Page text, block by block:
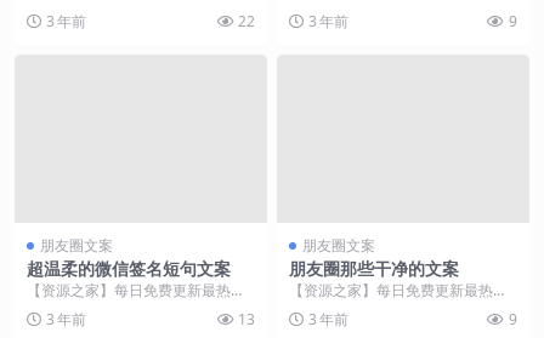
像，请查收
壁纸头像，喜欢的记得关注哦。 你
没必要告诉每一个...
3 年前 22
的感受。你软绵绵的，是人都想揉
一把，多舒服啊。 二...
3 年前 9
朋友圈文案
超温柔的微信签名短句文案
【资源之家】每日免费更新最热门
的副业项目资源 01.善良，温柔。 0
2.多喜乐，...
3 年前 13
朋友圈文案
朋友圈那些干净的文案
【资源之家】每日免费更新最热门
的副业项目资源 【资源之家】每日
免费更新最热门的副...
3 年前 9